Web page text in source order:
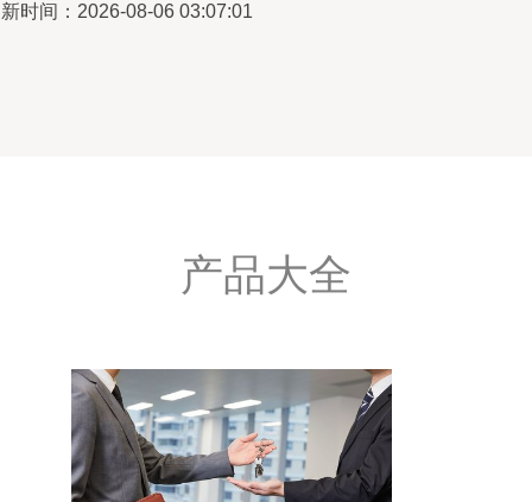
时间：2026-08-06 03:07:01
产品大全